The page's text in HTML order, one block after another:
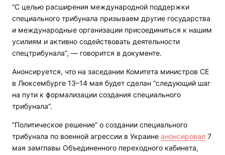
“С целью расширения международной поддержки
специального трибунала призываем другие государства
и международные организации присоединиться к нашим
усилиям и активно содействовать деятельности
спецтрибунала”, — говорится в документе.
Анонсируется, что на заседании Комитета министров СЕ
в Люксембурге 13–14 мая будет сделан “следующий шаг
на пути к формализации создания специального
трибунала”.
“Политическое решение“ о создании специального
трибунала по военной агрессии в Украине анонсировал 7
мая замглавы Объединенного переходного кабинета,